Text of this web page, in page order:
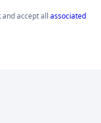
and accept all associated